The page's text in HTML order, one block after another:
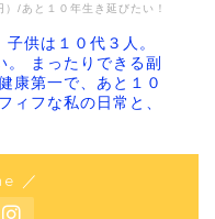
/あと１０年生き延びたい！
供は１０代３人。
。 まったりできる副
康第一で、あと１０
ィフな私の日常と、
／